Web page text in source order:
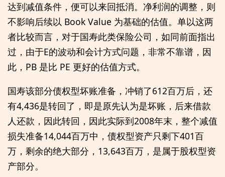
达到减值条件，便可以来回抵消。净利润的调整，则
不影响后续以 Book Value 为基础的估值。单以这两
者比较而言，对于国寿此类保险公司，如同前面指出
过，由于E的波动和会计方式问题，非常不靠谱，因
此，PB 是比 PE 更好的估值方式。
国寿该部分债权型坏账准备，冲销了612百万后，还
有4,436是转回了，即是原先认为是坏账，后来借款
人还款，因此转回，因此实际到2008年末，整个减值
损失准备14,044百万中，债权型资产只剩下401百
万，剩余的绝大部分，13,643百万，是属于股权型资
产部分。